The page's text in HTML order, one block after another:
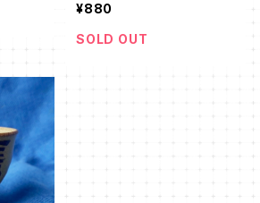
¥880
SOLD OUT